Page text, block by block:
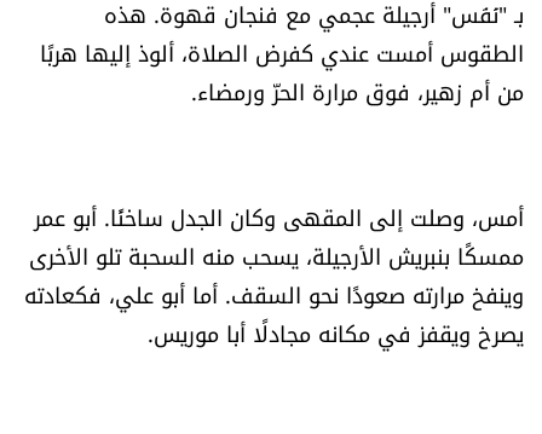
آراء
اقتصاد
الصحافة الإسرائيلية
ثقافة وفنون
بـ "نَفَس" أرجيلة عجمي مع فنجان قهوة. هذه
الطقوس أمست عندي كفرض الصلاة، ألوذ إليها هربًا
من أم زهير، فوق مرارة الحرّ ورمضاء.
أمس، وصلت إلى المقهى وكان الجدل ساخنًا. أبو عمر
ممسكًا بنبريش الأرجيلة، يسحب منه السحبة تلو الأخرى
وينفخ مرارته صعودًا نحو السقف. أما أبو علي، فكعادته
يصرخ ويقفز في مكانه مجادلًا أبا موريس.